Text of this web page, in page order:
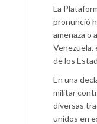
La
pronunció
amenaza o
Venezuela,
de los
En una
militar
diversas
unidos en